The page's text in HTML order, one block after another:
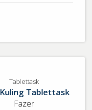
Tablettask
Tablettask
Fazer